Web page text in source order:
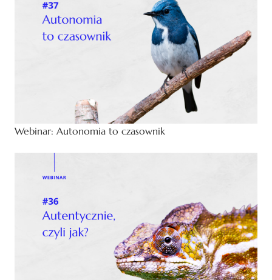
Webinar: Autonomia to czasownik